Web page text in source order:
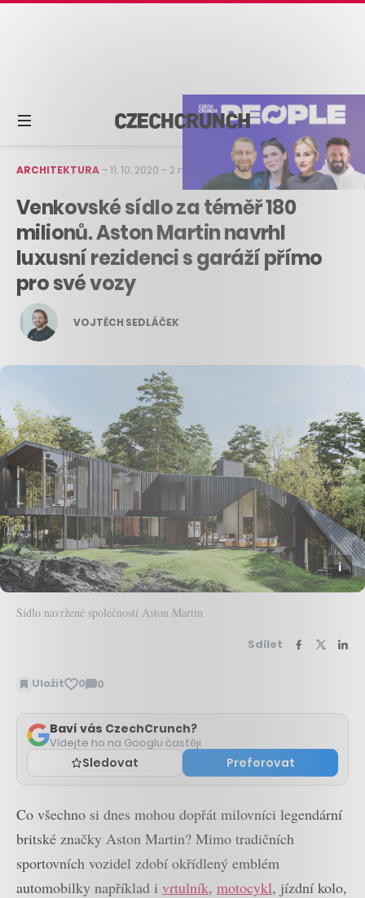
ARCHITEKTURA–11. 10. 2020 – 2 min čtení
Venkovské sídlo za téměř 180
milionů. Aston Martin navrhl
luxusní rezidenci s garáží přímo
pro své vozy
VOJTĚCH SEDLÁČEK
Sídlo navržené společností Aston Martin
Sdílet
Uložit 0 0
Zobrazit
Baví vás CzechCrunch?
Vídejte ho na Googlu častěji.
Sledovat Preferovat
Co všechno si dnes mohou dopřát milovníci legendární
britské značky Aston Martin? Mimo tradičních
sportovních vozidel zdobí okřídlený emblém
automobilky například i vrtulník, motocykl, jízdní kolo,